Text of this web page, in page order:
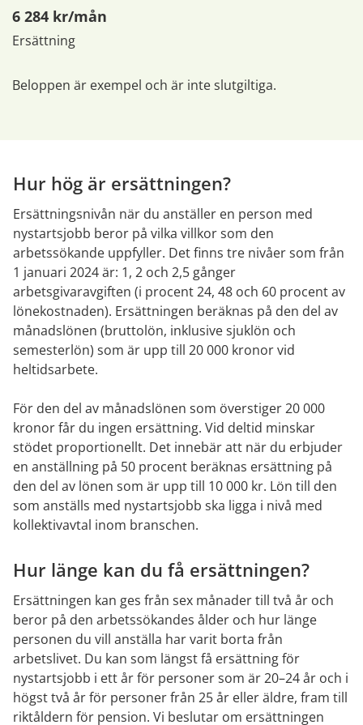
6 284 kr/mån
Ersättning
Beloppen är exempel och är inte slutgiltiga.
Hur hög är ersättningen?
Ersättningsnivån när du anställer en person med
nystartsjobb beror på vilka villkor som den
arbetssökande uppfyller. Det finns tre nivåer som från
1 januari 2024 är: 1, 2 och 2,5 gånger
arbetsgivaravgiften (i procent 24, 48 och 60 procent av
lönekostnaden). Ersättningen beräknas på den del av
månadslönen (bruttolön, inklusive sjuklön och
semesterlön) som är upp till 20 000 kronor vid
heltidsarbete.
För den del av månadslönen som överstiger 20 000
kronor får du ingen ersättning. Vid deltid minskar
stödet proportionellt. Det innebär att när du erbjuder
en anställning på 50 procent beräknas ersättning på
den del av lönen som är upp till 10 000 kr. Lön till den
som anställs med nystartsjobb ska ligga i nivå med
kollektivavtal inom branschen.
Hur länge kan du få ersättningen?
Ersättningen kan ges från sex månader till två år och
beror på den arbetssökandes ålder och hur länge
personen du vill anställa har varit borta från
arbetslivet. Du kan som längst få ersättning för
nystartsjobb i ett år för personer som är 20–24 år och i
högst två år för personer från 25 år eller äldre, fram till
riktåldern för pension. Vi beslutar om ersättningen